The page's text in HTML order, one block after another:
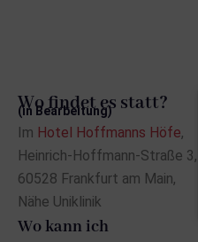
Wo findet es statt?
(in Bearbeitung)
Im Hotel Hoffmanns Höfe,
Heinrich-Hoffmann-Straße 3,
60528 Frankfurt am Main,
Nähe Uniklinik
Wo kann ich